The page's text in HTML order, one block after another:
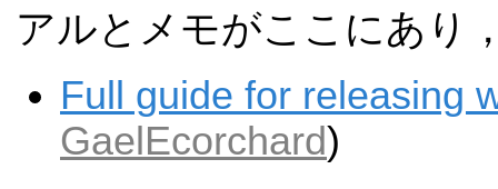
アルとメモがここにあり
Full guide for releasing
GaelEcorchard)